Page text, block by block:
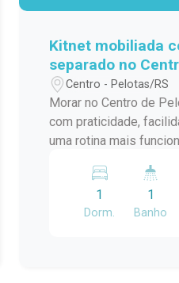
Kitnet mobiliada
separado no
internet e luz
Centro - Pelotas/RS
Morar no Centro de
com praticidade,
uma rotina mais
confortável, com
que proporcionam
melhor
1
Dorm.
1
Banho